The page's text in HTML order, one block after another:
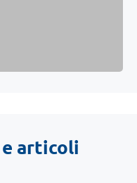
articoli